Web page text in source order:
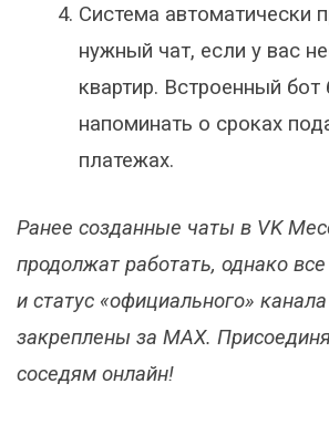
Система автоматически
нужный чат, если у вас
квартир. Встроенный бот
напоминать о сроках
платежах.
Ранее созданные чаты в VK
продолжат работать, однако
и статус «официального»
закреплены за MAX.
соседям онлайн!